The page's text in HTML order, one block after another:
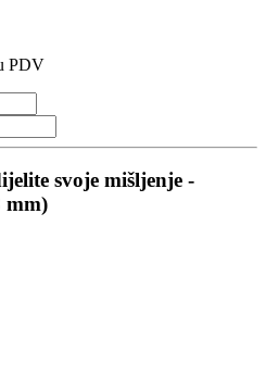
PDV
svoje mišljenje -
mm)